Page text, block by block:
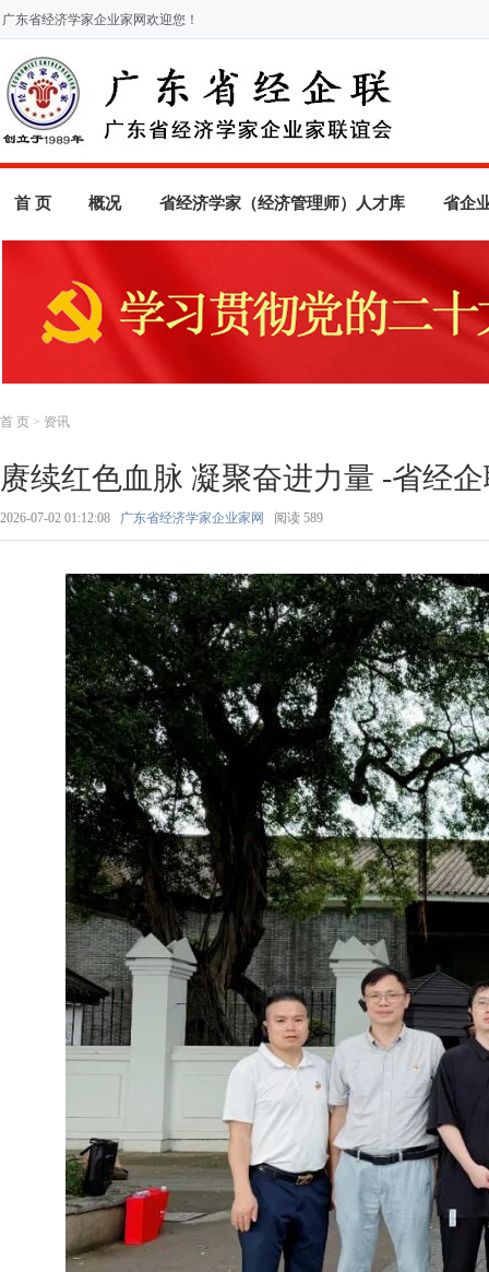
广东省经济学家企业家网欢迎您！
首 页 概况 省经济学家（经济管理师）人才库 省企
首 页 > 资讯
赓续红色血脉 凝聚奋进力量 -省经
2026-07-02 01:12:08 广东省经济学家企业家网 阅读 589